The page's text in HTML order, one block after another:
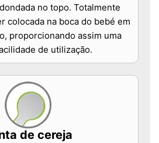
no topo. Totalmente
colocada na boca do bebé em
proporcionando assim uma
de utilização.
de cereja